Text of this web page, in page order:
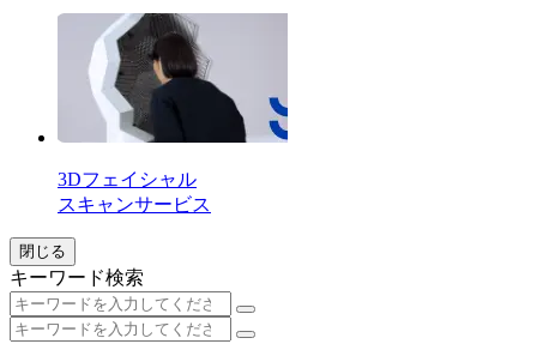
3Dフェイシャル
スキャンサービス
閉じる
キーワード検索